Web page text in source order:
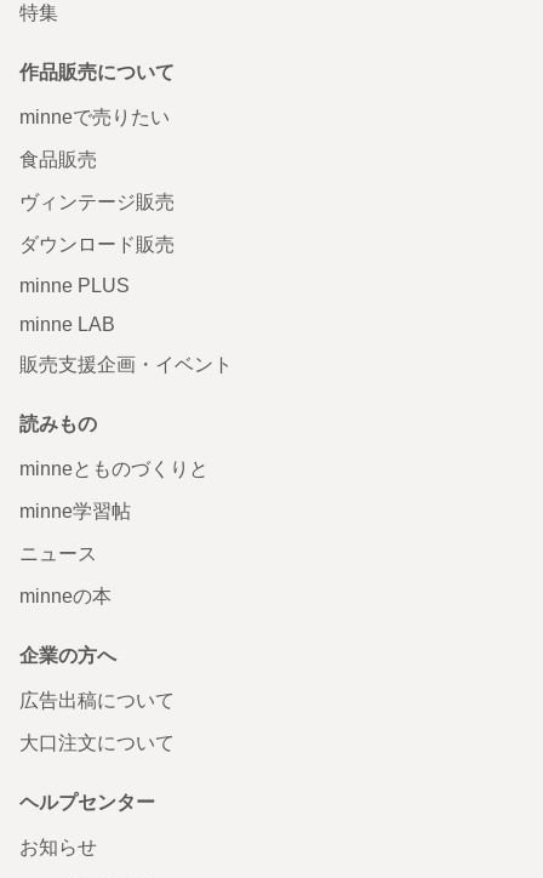
特集
作品販売について
minneで売りたい
食品販売
ヴィンテージ販売
ダウンロード販売
minne PLUS
minne LAB
販売支援企画・イベント
読みもの
minneとものづくりと
minne学習帖
ニュース
minneの本
企業の方へ
広告出稿について
大口注文について
ヘルプセンター
お知らせ